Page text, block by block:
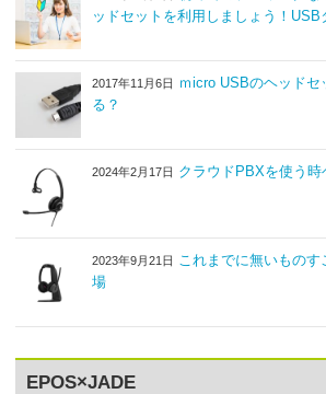
ッドセットを利用しましょう！USB
2017年11月6日
ｍicro USBのヘッドセ
る？
2024年2月17日 クラウドPBXを使う
2023年9月21日
これまでに無いもの
場
EPOS×JADE